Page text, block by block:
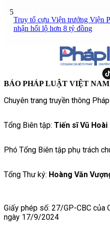
5
Truy tố cựu Viện trưởng Viện
nhận hối lộ hơn 8 tỷ đồng
BÁO PHÁP LUẬT VIỆT NAM
Chuyên trang truyền thông
Tổng Biên tập: Tiến sĩ Vũ Hoài
Phó Tổng Biên tập phụ trách
Tổng Thư ký: Hoàng Văn
Giấy phép số: 27/GP-CBC của
ngày 17/9/2024